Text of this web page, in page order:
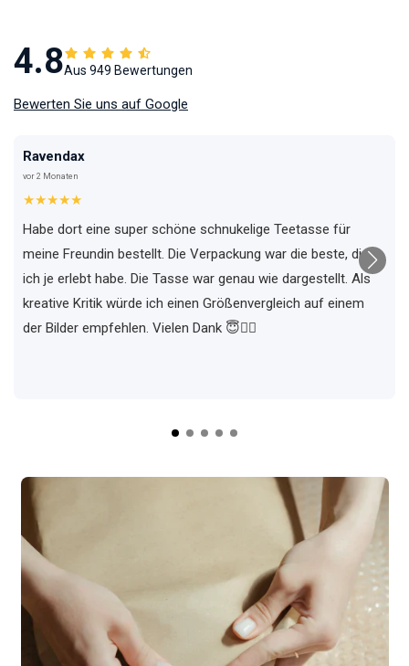
4.8Aus 949 Bewertungen
Bewerten Sie uns auf Google
Ravendax
vor 2 Monaten
★★★★★
Habe dort eine super schöne schnukelige Teetasse für
meine Freundin bestellt. Die Verpackung war die beste, die
ich je erlebt habe. Die Tasse war genau wie dargestellt. Als
kreative Kritik würde ich einen Größenvergleich auf einem
der Bilder empfehlen. Vielen Dank 😇✌🏼